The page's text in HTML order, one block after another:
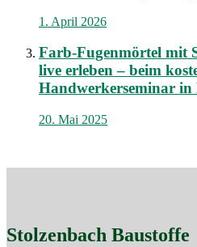
1. April 2026
Farb-Fugenmörtel mit
live erleben – beim
Handwerkerseminar in
20. Mai 2025
Stolzenbach Baustoffe